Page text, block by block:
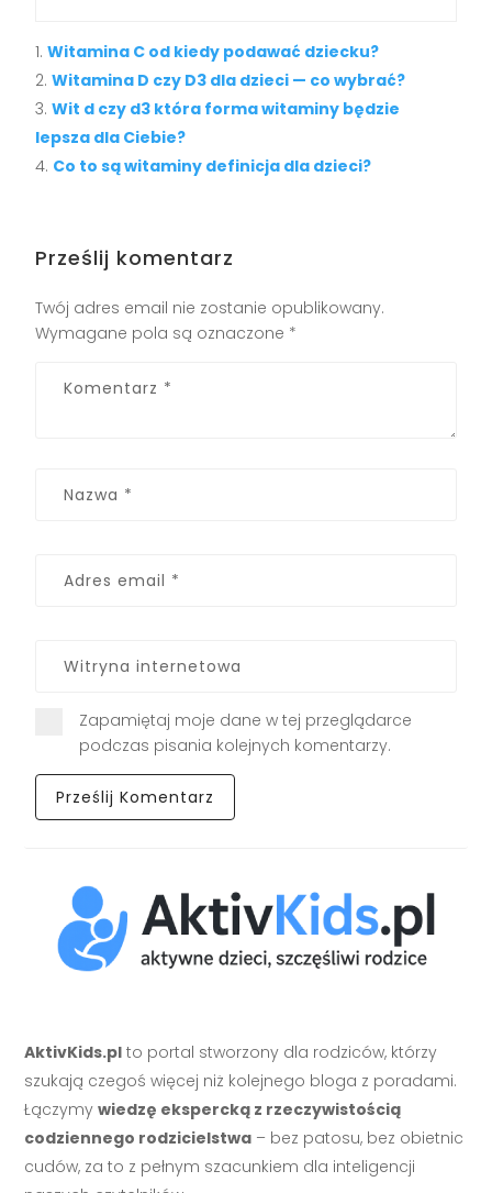
Witamina C od kiedy podawać dziecku?
Witamina D czy D3 dla dzieci — co wybrać?
Wit d czy d3 która forma witaminy będzie
lepsza dla Ciebie?
Co to są witaminy definicja dla dzieci?
Prześlij komentarz
Twój adres email nie zostanie opublikowany.
Wymagane pola są oznaczone *
Zapamiętaj moje dane w tej przeglądarce
podczas pisania kolejnych komentarzy.
AktivKids.pl to portal stworzony dla rodziców, którzy
szukają czegoś więcej niż kolejnego bloga z poradami.
Łączymywiedzę ekspercką z rzeczywistością
codziennego rodzicielstwa – bez patosu, bez obietnic
cudów, za to z pełnym szacunkiem dla inteligencji